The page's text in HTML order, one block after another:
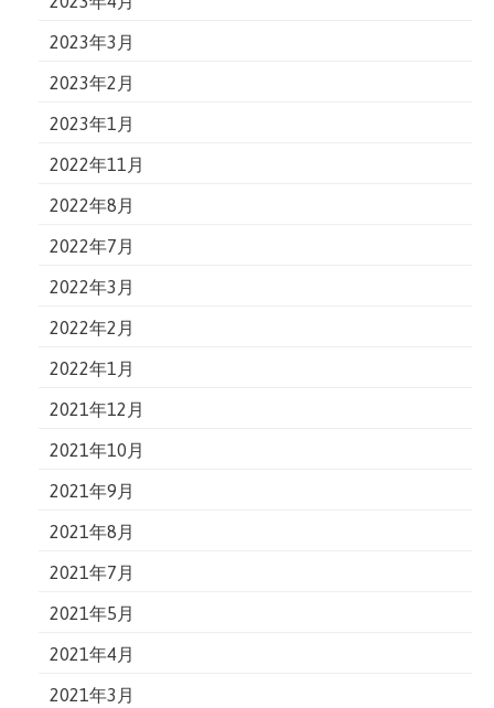
2023年3月
2023年2月
2023年1月
2022年11月
2022年8月
2022年7月
2022年3月
2022年2月
2022年1月
2021年12月
2021年10月
2021年9月
2021年8月
2021年7月
2021年5月
2021年4月
2021年3月